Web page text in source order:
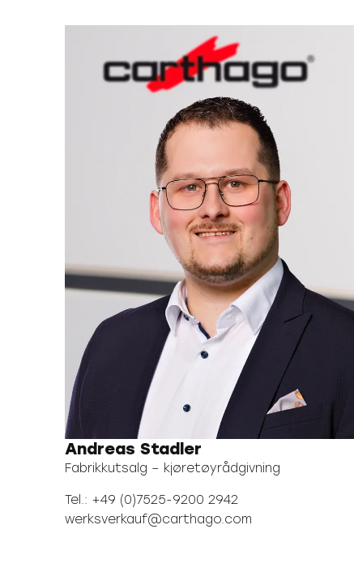
Andreas Stadler
Fabrikkutsalg – kjøretøyrådgivning
Tel.: +49 (0)7525-9200 2942
werksverkauf@carthago.com